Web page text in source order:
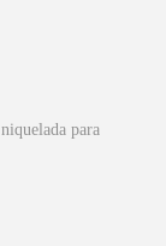
para